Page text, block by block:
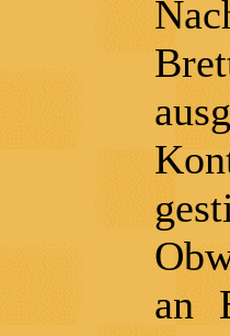
an